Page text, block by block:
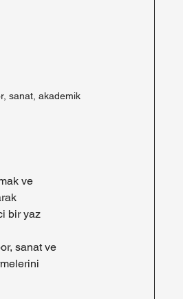
sanat, akademik
ve
bir yaz
sanat ve